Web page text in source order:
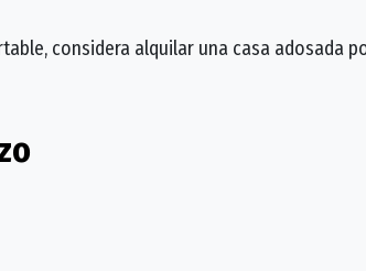
considera alquilar una casa adosada